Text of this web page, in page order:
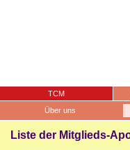
TCM
Über uns
Liste der Mitglieds-